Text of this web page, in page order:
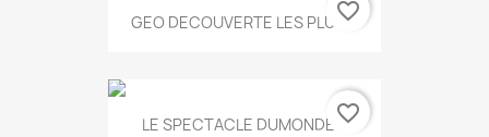
GEO DECOUVERTE LES PLUS...
favorite_border
LE SPECTACLE DUMONDE...favorite_border